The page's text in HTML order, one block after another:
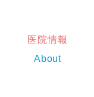
医院情報
About